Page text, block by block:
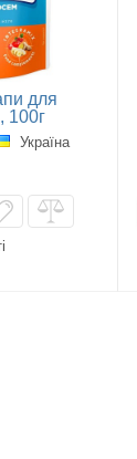
для
100г
Україна